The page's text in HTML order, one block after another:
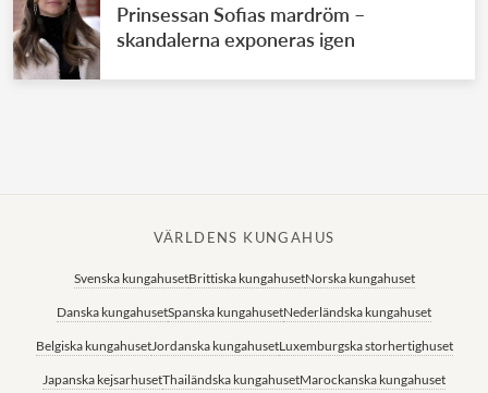
Prinsessan Sofias mardröm –
skandalerna exponeras igen
VÄRLDENS KUNGAHUS
Svenska kungahusetBrittiska kungahusetNorska kungahuset
Danska kungahusetSpanska kungahusetNederländska kungahuset
Belgiska kungahusetJordanska kungahusetLuxemburgska storhertighuset
Japanska kejsarhusetThailändska kungahusetMarockanska kungahuset